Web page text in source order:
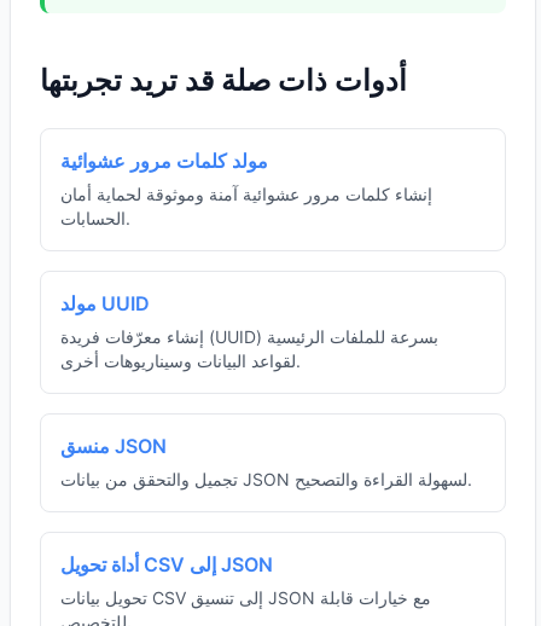
أدوات ذات صلة قد تريد تجربتها
مولد كلمات مرور عشوائية
إنشاء كلمات مرور عشوائية آمنة وموثوقة لحماية أمان
الحسابات.
مولد UUID
إنشاء معرّفات فريدة (UUID) بسرعة للملفات الرئيسية
لقواعد البيانات وسيناريوهات أخرى.
منسق JSON
تجميل والتحقق من بيانات JSON لسهولة القراءة والتصحيح.
أداة تحويل CSV إلى JSON
تحويل بيانات CSV إلى تنسيق JSON مع خيارات قابلة
للتخصيص.